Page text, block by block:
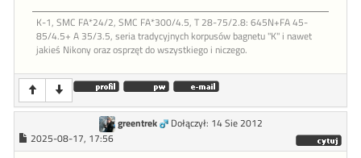
K-1, SMC FA*24/2, SMC FA*300/4.5, T 28-75/2.8: 645N+FA 45-
85/4.5+ A 35/3.5, seria tradycyjnych korpusów bagnetu "K" i nawet
jakieś Nikony oraz osprzęt do wszystkiego i niczego.
greentrek
Dołączył: 14 Sie 2012
2025-08-17, 17:56